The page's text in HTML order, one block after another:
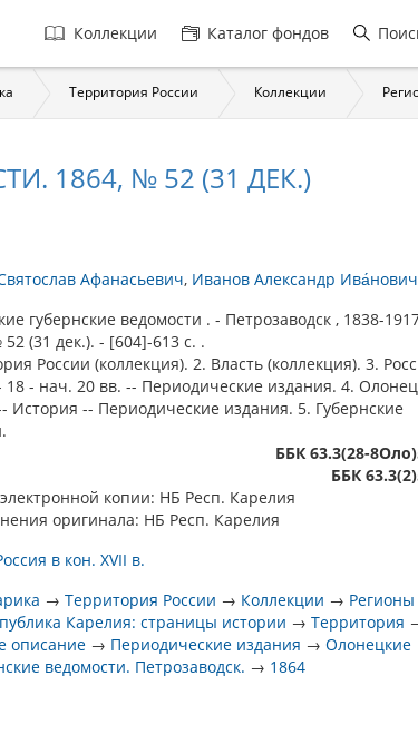
Главная
навигация
Коллекции Каталог фондов
Территория России Коллекции
1864, № 52 (31 ДЕК.)
Афанасьевич Иванов Александр Ива́нович
губернские ведомости . - Петрозаводск , 1838-
(31 дек.). - [604]-613 c. .
России (коллекция). 2. Власть (коллекция). 3.
18 - нач. 20 вв. -- Периодические издания. 4.
История -- Периодические издания. 5. Губернские
ББК 63.3(28-
ББК
копии: НБ Респ. Карелия
оригинала: НБ Респ. Карелия
в кон. XVII в.
→Территория России → Коллекции → Регионы
Карелия: страницы истории →Территория
описание → Периодические издания →Олонецкие
ведомости. Петрозаводск. → 1864